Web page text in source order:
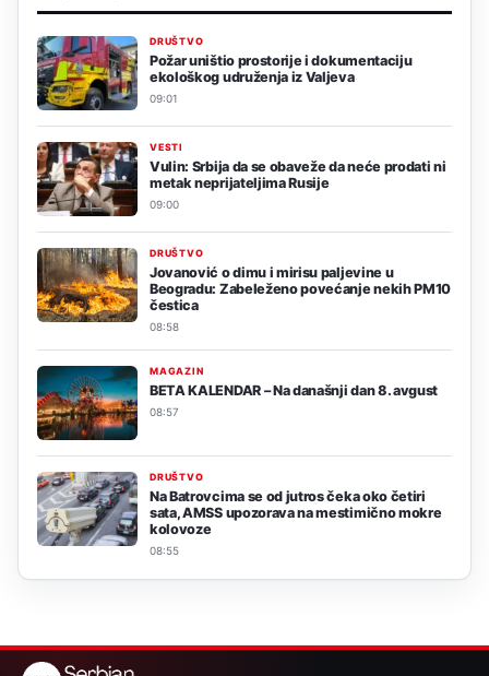
DRUŠTVO
Požar uništio prostorije i dokumentaciju
ekološkog udruženja iz Valjeva
09:01
VESTI
Vulin: Srbija da se obaveže da neće prodati ni
metak neprijateljima Rusije
09:00
DRUŠTVO
Jovanović o dimu i mirisu paljevine u
Beogradu: Zabeleženo povećanje nekih PM10
čestica
08:58
MAGAZIN
BETA KALENDAR – Na današnji dan 8. avgust
08:57
DRUŠTVO
Na Batrovcima se od jutros čeka oko četiri
sata, AMSS upozorava na mestimično mokre
kolovoze
08:55